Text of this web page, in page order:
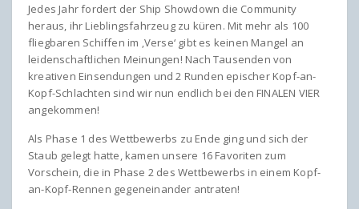
Jedes Jahr fordert der Ship Showdown die Community
heraus, ihr Lieblingsfahrzeug zu küren. Mit mehr als 100
fliegbaren Schiffen im ‚Verse‘ gibt es keinen Mangel an
leidenschaftlichen Meinungen! Nach Tausenden von
kreativen Einsendungen und 2 Runden epischer Kopf-an-
Kopf-Schlachten sind wir nun endlich bei den FINALEN VIER
angekommen!
Als Phase 1 des Wettbewerbs zu Ende ging und sich der
Staub gelegt hatte, kamen unsere 16 Favoriten zum
Vorschein, die in Phase 2 des Wettbewerbs in einem Kopf-
an-Kopf-Rennen gegeneinander antraten!